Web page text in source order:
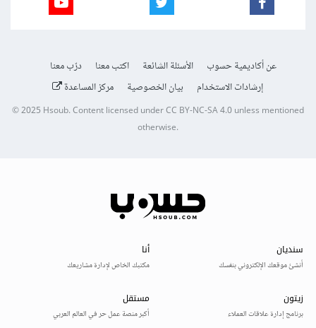
عن أكاديمية حسوب الأسئلة الشائعة اكتب معنا
درّب معنا
إرشادات الاستخدام
بيان الخصوصية مركز المساعدة
© 2025Hsoub.Content licensed underCC BY-NC-SA 4.0unless mentioned
otherwise.